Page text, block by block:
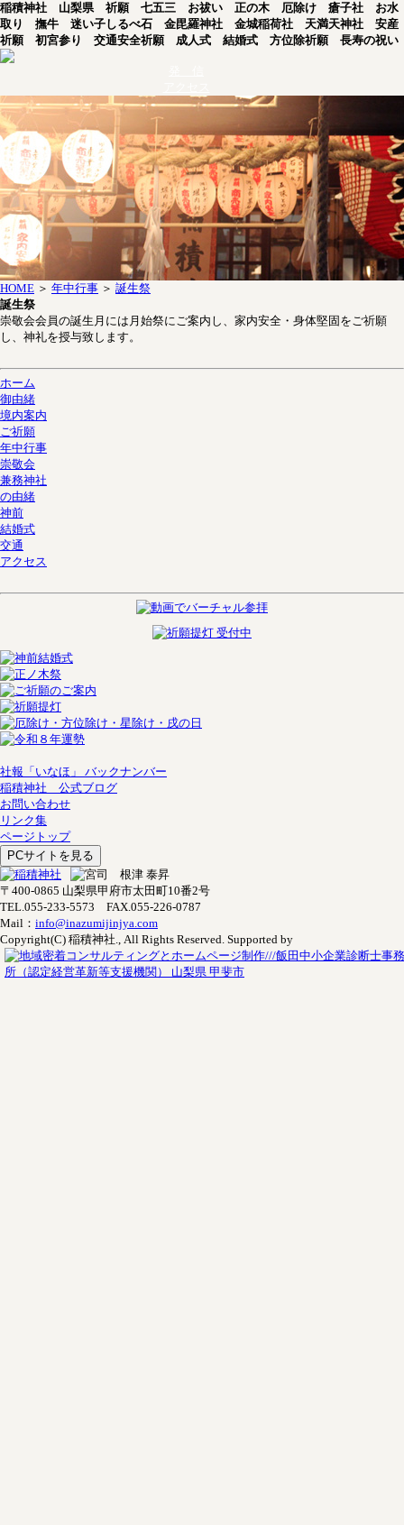
稲積神社 山梨県 祈願 七五三 お祓い 正の木 厄除け 瘡子社
お水
取り
撫牛 迷い子しるべ石 金毘羅神社 金城稲荷社 天満天神社
安産
祈願
初宮参り 交通安全祈願 成人式 結婚式 方位除祈願 長寿の祝い
HOME ＞ 年中行事 ＞ 誕生祭
誕生祭
崇敬会会員の誕生月には月始祭にご案内し、家内安全・身体堅固をご祈願
し、神礼を授与致します。
ホーム
御由緒
境内案内
ご祈願
年中行事
崇敬会
兼務神社
の由緒
神前
結婚式
交通
アクセス
社報「いなほ」 バックナンバー
稲積神社 公式ブログ
お問い合わせ
リンク集
ページトップ
〒400-0865 山梨県甲府市太田町10番2号
TEL.055-233-5573 FAX.055-226-0787
Mail： info@inazumijinjya.com
Copyright(C) 稲積神社., All Rights Reserved. Supported by